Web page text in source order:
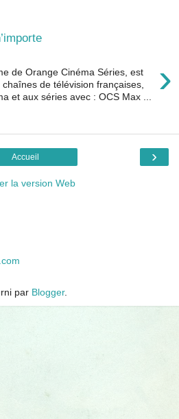
›
de Orange Cinéma Séries, est
de télévision françaises,
et aux séries avec : OCS Max ...
›
Accueil
la version Web
par Blogger.